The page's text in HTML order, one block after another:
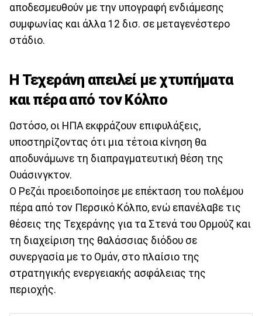
αποδεσμευθούν με την υπογραφή ενδιάμεσης
συμφωνίας και άλλα 12 δισ. σε μεταγενέστερο
στάδιο.
Η Τεχεράνη απειλεί με χτυπήματα
και πέρα από τον Κόλπο
Ωστόσο, οι ΗΠΑ εκφράζουν επιφυλάξεις,
υποστηρίζοντας ότι μια τέτοια κίνηση θα
αποδυνάμωνε τη διαπραγματευτική θέση της
Ουάσινγκτον.
Ο Ρεζάι προειδοποίησε με επέκταση του πολέμου
πέρα από τον Περσικό Κόλπο, ενώ επανέλαβε τις
θέσεις της Τεχεράνης για τα Στενά του Ορμούζ και
τη διαχείριση της θαλάσσιας διόδου σε
συνεργασία με το Ομάν, στο πλαίσιο της
στρατηγικής ενεργειακής ασφάλειας της
περιοχής.